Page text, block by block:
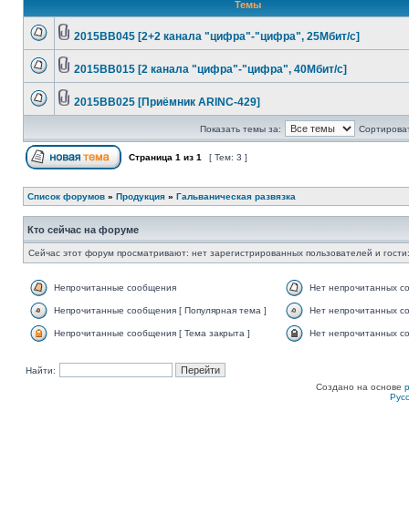
Темы
2015ВВ045 [2+2 канала "цифра"-"цифра", 25Мбит/с]
2015ВВ015 [2 канала "цифра"-"цифра", 40Мбит/с]
2015ВВ025 [Приёмник ARINC-429]
Показать темы за:
Страница 1 из 1 [ Тем: 3 ]
Список форумов » Продукция » Гальваническая развязка
Кто сейчас на форуме
Сейчас этот форум просматривают: нет зарегистрированных пользователей и
Непрочитанные сообщения Нет непрочитанных
Непрочитанные сообщения [ Популярная тема ] Нет непрочитанных
Непрочитанные сообщения [ Тема закрыта ] Нет непрочитанных
Найти:
Создано на основе